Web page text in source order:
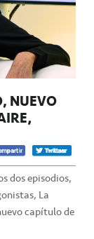
NUEVO
dos episodios,
La
capítulo de